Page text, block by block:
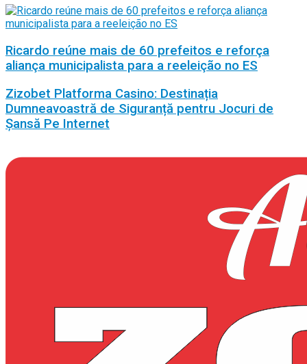
Ricardo reúne mais de 60 prefeitos e reforça
aliança municipalista para a reeleição no ES
Zizobet Platforma Casino: Destinația
Dumneavoastră de Siguranță pentru Jocuri de
Șansă Pe Internet